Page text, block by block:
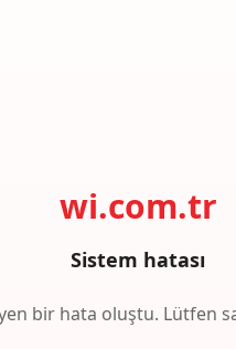
wi.com.tr
Sistem hatası
bir hata oluştu. Lütfen